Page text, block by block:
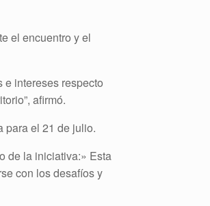
el encuentro y el
e intereses respecto
afirmó.
para el 21 de julio.
de la iniciativa:» Esta
con los desafíos y